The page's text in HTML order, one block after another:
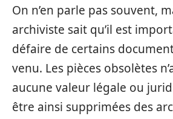
On n’en parle pas souvent,
archiviste sait qu’il est
défaire de certains
venu. Les pièces obsolètes
aucune valeur légale ou
être ainsi supprimées des